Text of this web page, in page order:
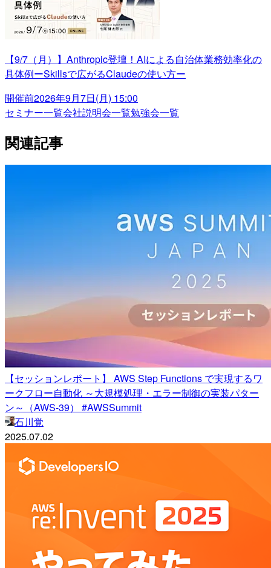
【9/7（月）】Anthropic登壇！AIによる自治体業務効率化の
具体例ーSkillsで広がるClaudeの使い方ー
開催前2026年9月7日(月) 15:00
セミナー一覧会社説明会一覧勉強会一覧
関連記事
【セッションレポート】 AWS Step Functions で実現するワ
ークフロー自動化 ～大規模処理・エラー制御の実装パター
ン～（AWS-39） #AWSSummit
石川覚
2025.07.02